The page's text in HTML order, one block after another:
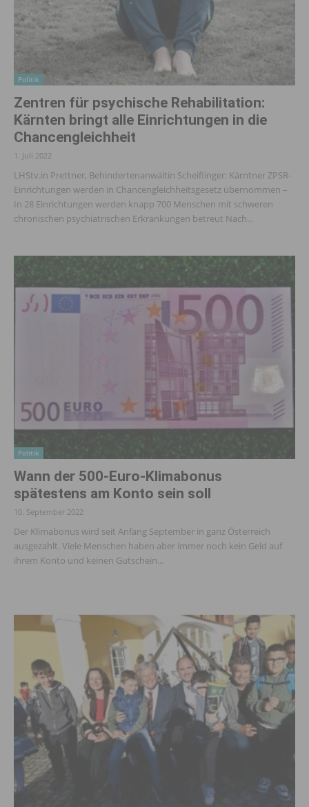
Politik
Zentren für psychische Rehabilitation:
Kärnten bringt alle Einrichtungen in die
Chancengleichheit
1. Juli 2022
LHStv.in Prettner, Behindertenanwältin Scheiflinger: Kärntner ZPSR-
Einrichtungen werden in Chancengleichheitsgesetz übernommen –
In 28 Einrichtungen werden knapp 700 Menschen mit schweren
chronischen psychiatrischen Erkrankungen betreut Nach...
Politik
Wann der 500-Euro-Klima­bonus
spätestens am Konto sein soll
10. September 2022
Der Klimabonus wird seit Anfang September in ganz Österreich
ausgezahlt. Viele Menschen haben aber immer noch kein Geld auf
ihrem Konto und keinen Gutschein...